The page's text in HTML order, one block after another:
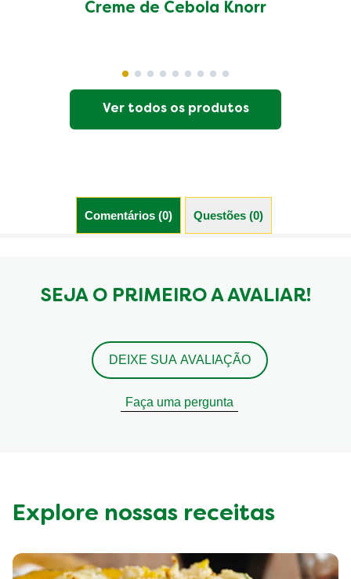
Creme de Cebola Knorr
Ver todos os produtos
Comentários (0) Questões (0)
SEJA O PRIMEIRO A AVALIAR!
DEIXE SUA AVALIAÇÃO
Faça uma pergunta
Explore nossas receitas